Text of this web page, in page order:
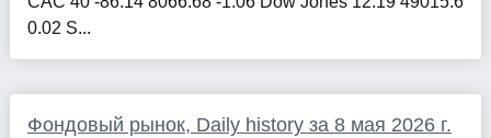
0.02 S...
Фондовый рынок, Daily history за 8 мая 2026 г.